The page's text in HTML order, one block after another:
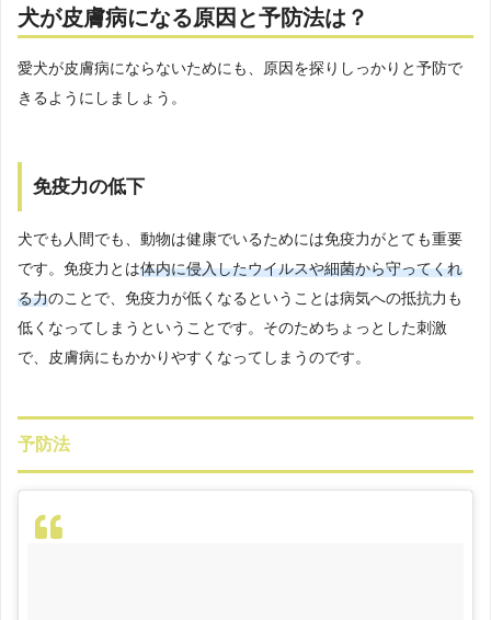
犬が皮膚病になる原因と予防法は？
愛犬が皮膚病にならないためにも、原因を探りしっかりと予防で
きるようにしましょう。
免疫力の低下
犬でも人間でも、動物は健康でいるためには免疫力がとても重要
です。免疫力とは体内に侵入したウイルスや細菌から守ってくれ
る力のことで、免疫力が低くなるということは病気への抵抗力も
低くなってしまうということです。そのためちょっとした刺激
で、皮膚病にもかかりやすくなってしまうのです。
予防法